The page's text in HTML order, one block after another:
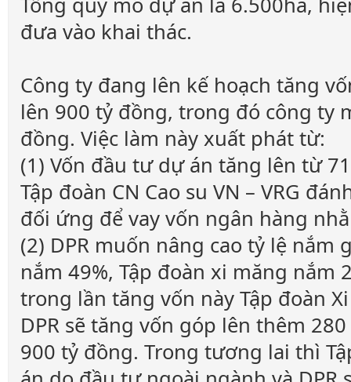
đưa vào khai thác.
Công ty đang lên kế hoạch tăng
lên 900 tỷ đồng, trong đó công ty
đồng. Việc làm này xuất phát từ:
(1) Vốn đầu tư dự án tăng lên từ
Tập đoàn CN Cao su VN – VRG
đối ứng để vay vốn ngân hàng
(2) DPR muốn nâng cao tỷ lệ nắm
nắm 49%, Tập đoàn xi măng nắm
trong lần tăng vốn này Tập đoàn
DPR sẽ tăng vốn góp lên thêm
900 tỷ đồng. Trong tương lai thì